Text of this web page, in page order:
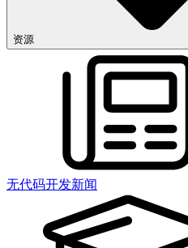
资源
无代码开发新闻